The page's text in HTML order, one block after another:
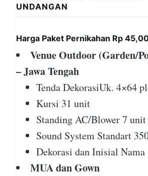
UNDANGAN
Harga Paket Pernikahan Rp
Venue Outdoor (Garden/
– Jawa Tengah
Tenda DekorasiUk. 4×64
Kursi 31 unit
Standing AC/Blower 7 unit
Sound System Standart
Dekorasi dan Inisial Nama
MUA dan Gown